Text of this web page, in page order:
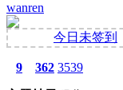
wanren
今日未签到
9 362 3539